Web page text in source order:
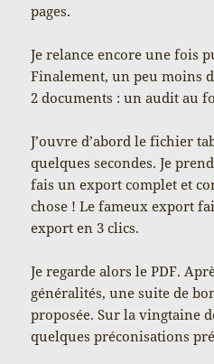
pages.
Je relance encore une fois
Finalement, un peu moins
2 documents : un audit au
J’ouvre d’abord le fichier
quelques secondes. Je
fais un export complet et
chose ! Le fameux export
export en 3 clics.
Je regarde alors le PDF.
généralités, une suite de
proposée. Sur la vingtaine
quelques préconisations